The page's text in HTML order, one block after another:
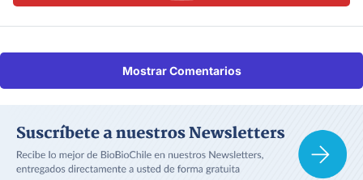
Mostrar Comentarios